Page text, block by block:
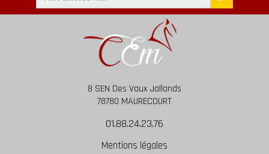
8 SEN Des Vaux Jallands
78780 MAURECOURT
01.88.24.23.76
Mentions légales